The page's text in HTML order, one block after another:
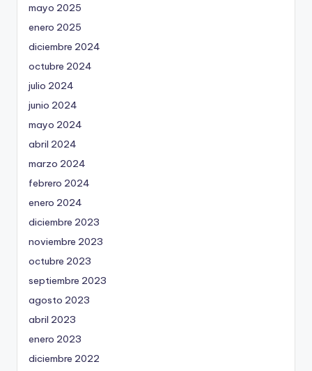
mayo 2025
enero 2025
diciembre 2024
octubre 2024
julio 2024
junio 2024
mayo 2024
abril 2024
marzo 2024
febrero 2024
enero 2024
diciembre 2023
noviembre 2023
octubre 2023
septiembre 2023
agosto 2023
abril 2023
enero 2023
diciembre 2022